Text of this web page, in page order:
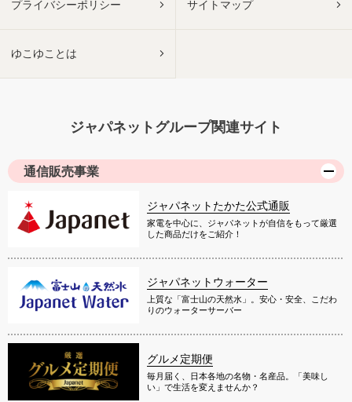
プライバシーポリシー サイトマップ
ゆこゆことは
ジャパネットグループ関連サイト
通信販売事業
ジャパネットたかた公式通販
家電を中心に、ジャパネットが自信をもって厳選
した商品だけをご紹介！
ジャパネットウォーター
上質な「富士山の天然水」。安心・安全、こだわ
りのウォーターサーバー
グルメ定期便
毎月届く、日本各地の名物・名産品。「美味し
い」で生活を変えませんか？